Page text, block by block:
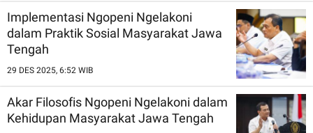
Implementasi Ngopeni Ngelakoni
dalam Praktik Sosial Masyarakat Jawa
Tengah
29 DES 2025, 6:52 WIB
Akar Filosofis Ngopeni Ngelakoni dalam
Kehidupan Masyarakat Jawa Tengah